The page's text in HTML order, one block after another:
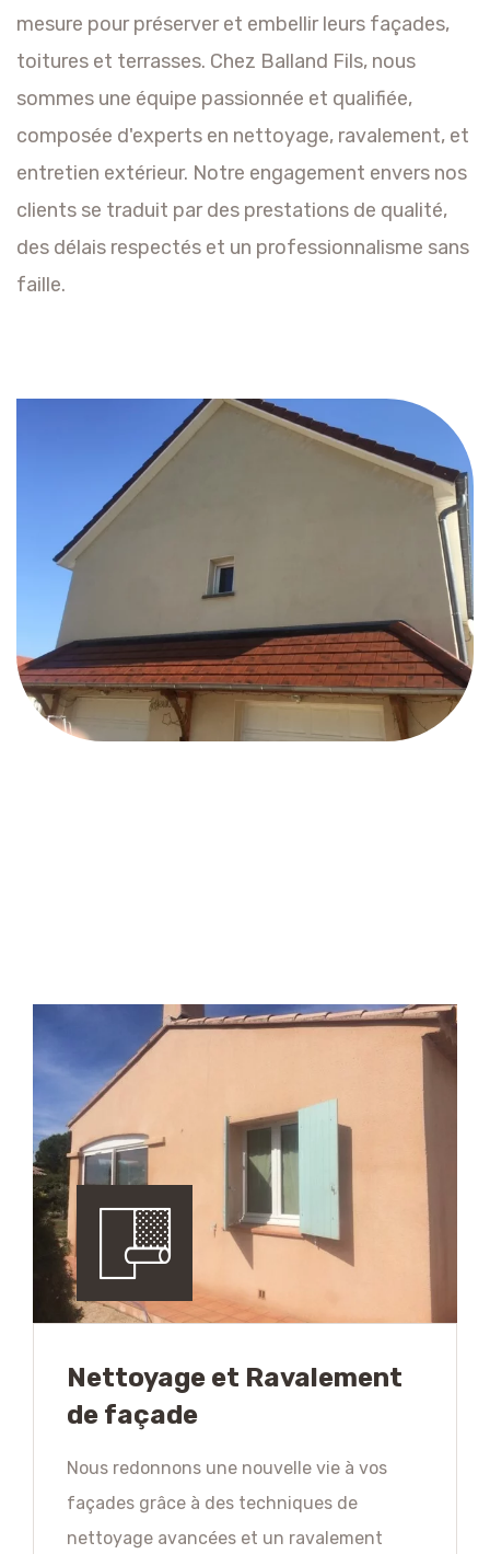
mesure pour préserver et embellir leurs façades,
toitures et terrasses. Chez Balland Fils, nous
sommes une équipe passionnée et qualifiée,
composée d'experts en nettoyage, ravalement, et
entretien extérieur. Notre engagement envers nos
clients se traduit par des prestations de qualité,
des délais respectés et un professionnalisme sans
faille.
Nettoyage et Ravalement
de façade
Nous redonnons une nouvelle vie à vos
façades grâce à des techniques de
nettoyage avancées et un ravalement